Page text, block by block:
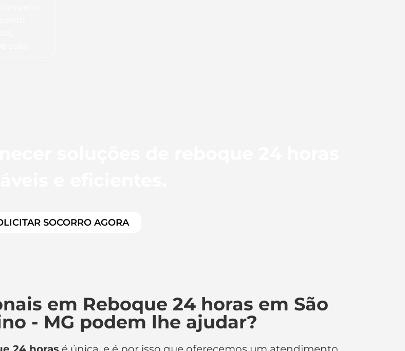
SOCORRO AGORA
em Reboque 24 horas em São
- MG podem lhe ajudar?